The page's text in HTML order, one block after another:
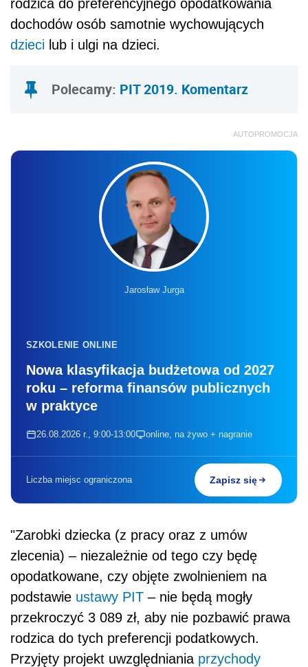
rodzica do preferencyjnego opodatkowania
dochodów osób samotnie wychowujących
dzieci lub i ulgi na dzieci.
Polecamy: PIT 2019. Komentarz
AUTOPROMOCJA
Jarosław Jurga
SZKOLENIE ONLINE
Nowa klasyfikacja budżetowa od 2027
roku – reforma finansów publicznych
w praktyce
26.08.2026 r., 9:00-13:00 online, na żywo + nagranie
Liczba miejsc ograniczona Zapisz się
"Zarobki dziecka (z pracy oraz z umów
zlecenia) – niezależnie od tego czy będę
opodatkowane, czy objęte zwolnieniem na
podstawie ustawy PIT – nie będą mogły
przekroczyć 3 089 zł, aby nie pozbawić prawa
rodzica do tych preferencji podatkowych.
Przyjęty projekt uwzględniania przychody